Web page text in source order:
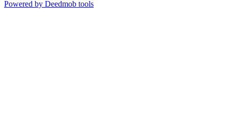
Powered by Deedmob tools